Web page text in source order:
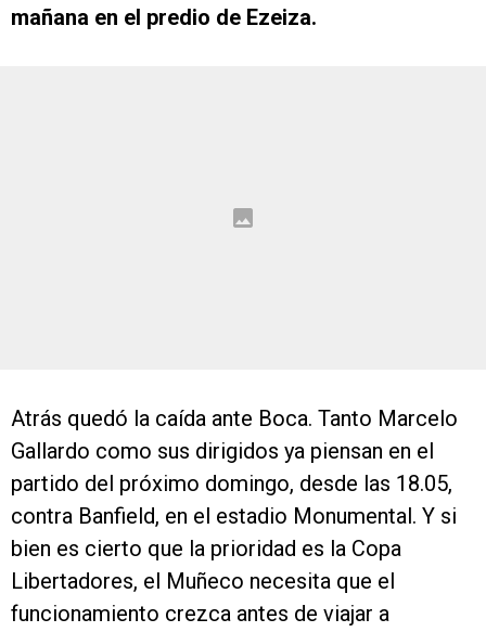
mañana en el predio de Ezeiza.
Atrás quedó la caída ante Boca. Tanto Marcelo
Gallardo como sus dirigidos ya piensan en el
partido del próximo domingo, desde las 18.05,
contra Banfield, en el estadio Monumental. Y si
bien es cierto que la prioridad es la Copa
Libertadores, el Muñeco necesita que el
funcionamiento crezca antes de viajar a